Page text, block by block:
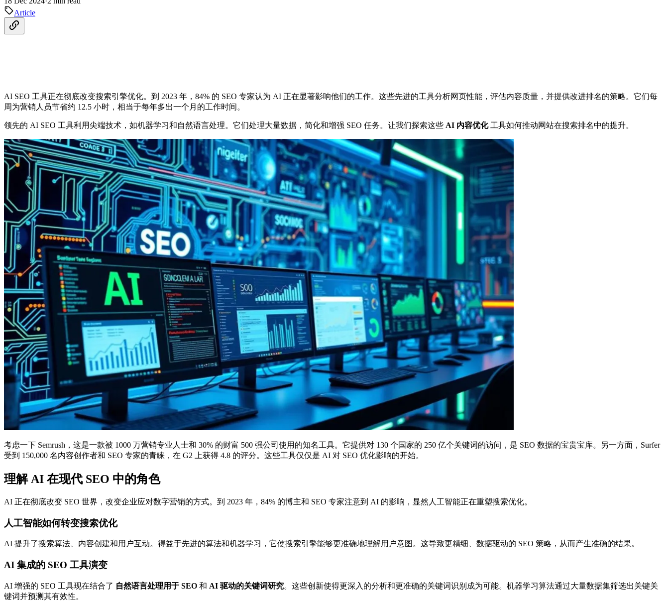
Article
AI SEO 工具正在彻底改变搜索引擎优化。到 2023 年，84% 的 SEO 专家认为 AI 正在显著影响他们的工作。这些先进的工具分析网页性能，评估内容质量，并提供改进排名的策略。它们每
周为营销人员节省约 12.5 小时，相当于每年多出一个月的工作时间。
领先的 AI SEO 工具利用尖端技术，如机器学习和自然语言处理。它们处理大量数据，简化和增强 SEO 任务。让我们探索这些 AI 内容优化工具如何推动网站在搜索排名中的提升。
考虑一下 Semrush，这是一款被 1000 万营销专业人士和 30% 的财富 500 强公司使用的知名工具。它提供对 130 个国家的 250 亿个关键词的访问，是 SEO 数据的宝贵宝库。另一方面，Surfer
受到 150,000 名内容创作者和 SEO 专家的青睐，在 G2 上获得 4.8 的评分。这些工具仅仅是 AI 对 SEO 优化影响的开始。
理解 AI 在现代 SEO 中的角色
AI 正在彻底改变 SEO 世界，改变企业应对数字营销的方式。到 2023 年，84% 的博主和 SEO 专家注意到 AI 的影响，显然人工智能正在重塑搜索优化。
人工智能如何转变搜索优化
AI 提升了搜索算法、内容创建和用户互动。得益于先进的算法和机器学习，它使搜索引擎能够更准确地理解用户意图。这导致更精细、数据驱动的 SEO 策略，从而产生准确的结果。
AI 集成的 SEO 工具演变
AI 增强的 SEO 工具现在结合了 自然语言处理用于 SEO 和 AI 驱动的关键词研究。这些创新使得更深入的分析和更准确的关键词识别成为可能。机器学习算法通过大量数据集筛选出关键关
键词并预测其有效性。